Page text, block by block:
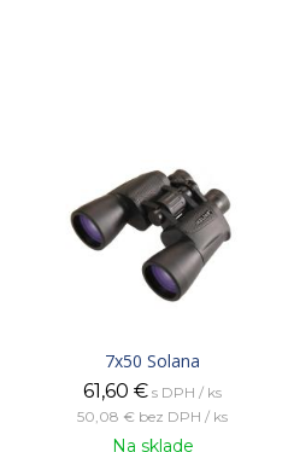
7x50 Solana
61,60 € s DPH / ks
50,08 € bez DPH / ks
Na sklade